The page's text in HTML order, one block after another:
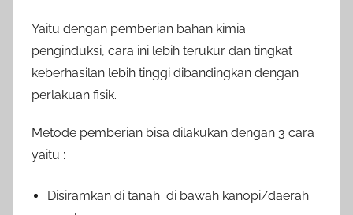
Yaitu dengan pemberian bahan kimia
penginduksi, cara ini lebih terukur dan tingkat
keberhasilan lebih tinggi dibandingkan dengan
perlakuan fisik.
Metode pemberian bisa dilakukan dengan 3 cara
yaitu :
Disiramkan di tanah di bawah kanopi/daerah